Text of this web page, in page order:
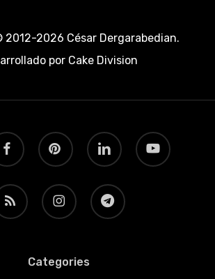
2026 César Dergarabedian.
porCake Division
pinterest linkedin youtube
instagram telegram
Categories